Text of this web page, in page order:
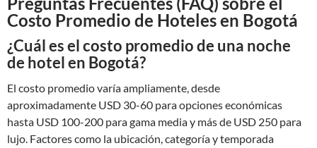
Costo Promedio de Hoteles en Bogotá
¿Cuál es el costo promedio de una noche
de hotel en Bogotá?
El costo promedio varía ampliamente, desde
aproximadamente USD 30-60 para opciones económicas
hasta USD 100-200 para gama media y más de USD 250 para
lujo. Factores como la ubicación, categoría y temporada